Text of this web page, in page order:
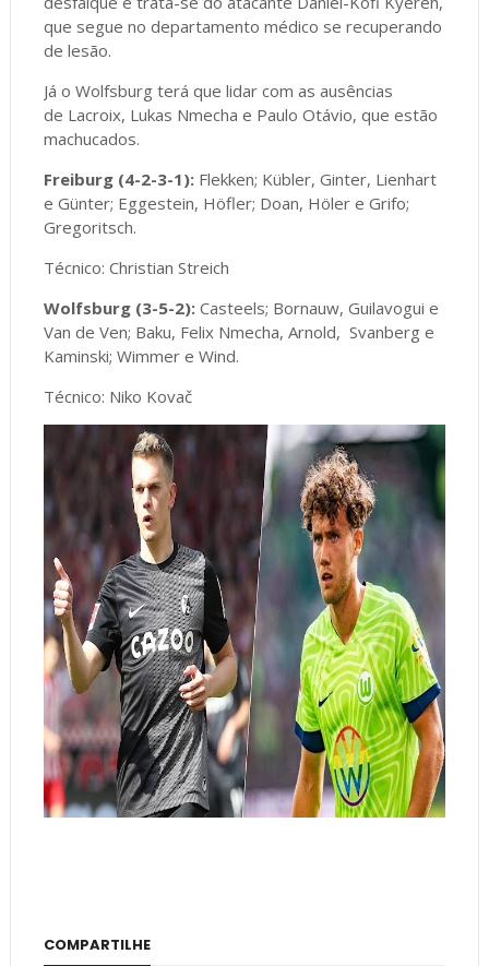
que segue no departamento médico se recuperando
de lesão.
Já o Wolfsburg terá que lidar com as ausências
de Lacroix, Lukas Nmecha e Paulo Otávio, que estão
machucados.
Freiburg (4-2-3-1): Flekken; Kübler, Ginter, Lienhart
e Günter; Eggestein, Höfler; Doan, Höler e Grifo;
Gregoritsch.
Técnico: Christian Streich
Wolfsburg (3-5-2): Casteels; Bornauw, Guilavogui e
Van de Ven; Baku, Felix Nmecha, Arnold, Svanberg e
Kaminski; Wimmer e Wind.
Técnico: Niko Kovač
COMPARTILHE